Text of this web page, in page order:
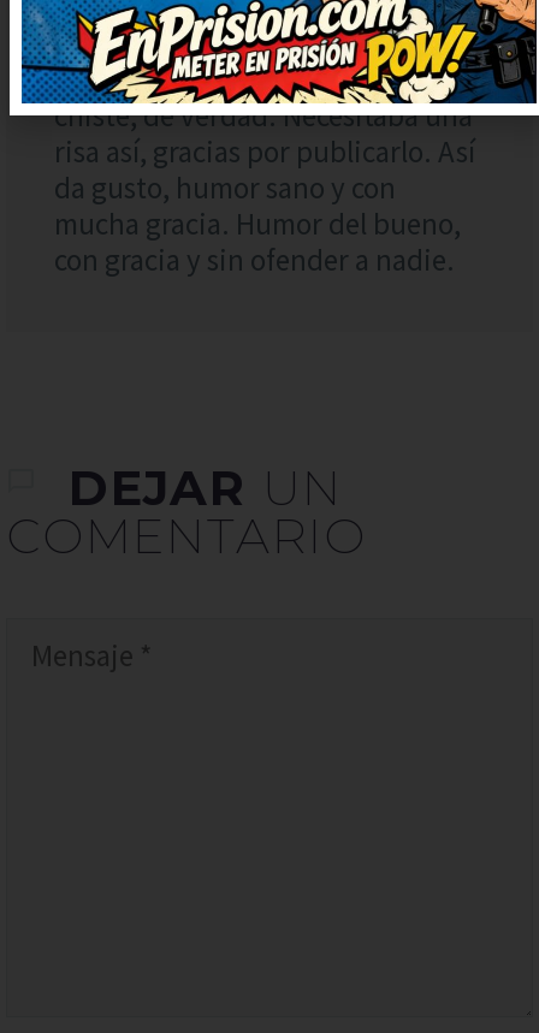
0:21
Me he reído muchísimo con este
chiste, de verdad. Necesitaba una
risa así, gracias por publicarlo. Así
da gusto, humor sano y con
mucha gracia. Humor del bueno,
con gracia y sin ofender a nadie.
DEJAR UN
COMENTARIO